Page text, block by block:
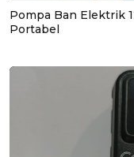
Pompa Ban Elektrik
Portabel